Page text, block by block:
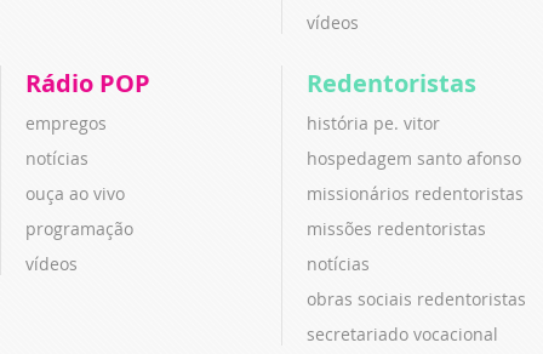
vídeos
Rádio POP
empregos
notícias
ouça ao vivo
programação
vídeos
Redentoristas
história pe. vitor
hospedagem santo afonso
missionários redentoristas
missões redentoristas
notícias
obras sociais redentoristas
secretariado vocacional